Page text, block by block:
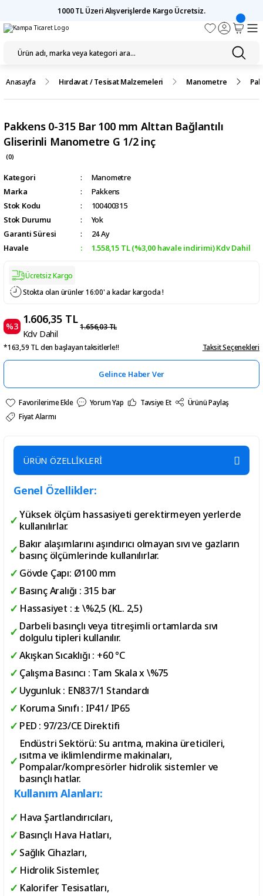
1000 TL Üzeri Alışverişlerde Kargo Ücretsiz.
Anasayfa Hırdavat / Tesisat Malzemeleri Manometre
Pakkens 0-315 Bar 100 mm Alttan Bağlantılı
Gliserinli Manometre G 1/2 inç
(0)
Kategori
Manometre
Marka
Pakkens
Stok Kodu
100400315
Stok Durumu
Yok
Garanti Süresi
24 Ay
Havale
1.558,15 TL (%3,00 havale indirimi) Kdv Dahil
Ücretsiz Kargo
Stokta olan ürünler 16:00' a kadar kargoda !
%3
1.606,35 TL
Kdv Dahil
1.656,03 TL
*163,59 TL den başlayan taksitlerle!! Taksit Seçenekleri
Gelince Haber Ver
Yorum Yap Tavsiye Et
Ürünü Paylaş
Fiyat Alarmı
ÜRÜN ÖZELLİKLERİ
Genel Özellikler:
Yüksek ölçüm hassasiyeti gerektirmeyen yerlerde
kullanılırlar.
Bakır alaşımlarını aşındırıcı olmayan sıvı ve gazların
basınç ölçümlerinde kullanılırlar.
Gövde Çapı: Ø100 mm
Basınç Aralığı : 315 bar
Hassasiyet : ± \%2,5 (KL. 2,5)
Darbeli basınçlı veya titreşimli ortamlarda sıvı
dolgulu tipleri kullanılır.
Akışkan Sıcaklığı : +60 °C
Çalışma Basıncı : Tam Skala x \%75
Uygunluk : EN837/1 Standardı
Koruma Sınıfı : IP41/ IP65
PED : 97/23/CE Direktifi
Endüstri Sektörü: Su arıtma, makina üreticileri,
ısıtma ve iklimlendirme makinaları,
Pompalar/kompresörler hidrolik sistemler ve
basınçlı hatlar.
Kullanım Alanları:
Hava Şartlandırıcıları,
Basınçlı Hava Hatları,
Sağlık Cihazları,
Hidrolik Sistemler,
Kalorifer Tesisatları,